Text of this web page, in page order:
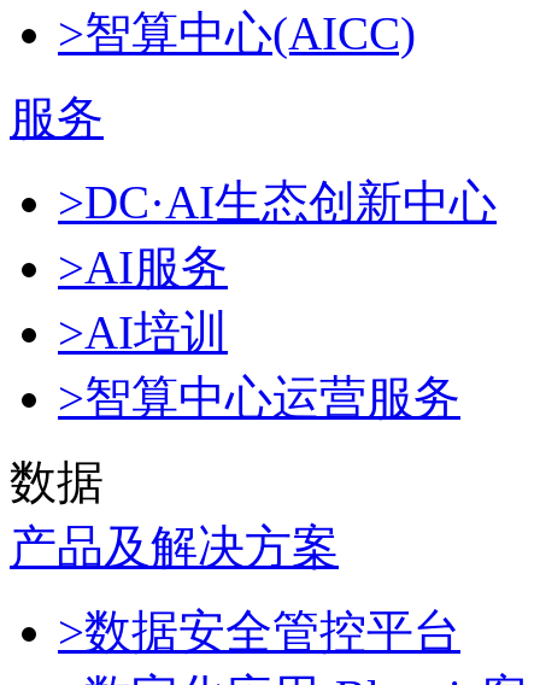
>智算中心(AICC)
服务
>DC·AI生态创新中心
>AI服务
>AI培训
>智算中心运营服务
数据
产品及解决方案
>数据安全管控平台